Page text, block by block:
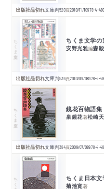
出版社品切れ文庫判520頁2010/11/10978-4-
ちくま文庫 ちくま文学
安野光雅編森毅
出版社品切れ文庫判536頁2010/09/08978-4-
ちくま文庫 鏡花百物語
泉鏡花著松崎
出版社品切れ文庫判384頁2009/07/08978-4-
ちくま文庫 ちくま日本
菊池寛著